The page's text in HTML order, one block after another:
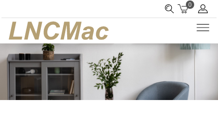
0